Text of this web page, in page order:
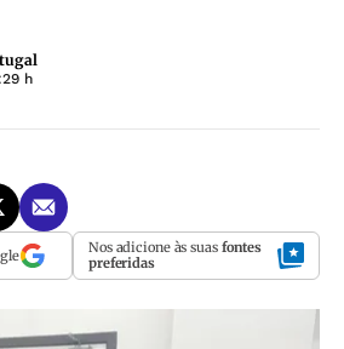
h
Nos adicione às suas fontes
preferidas